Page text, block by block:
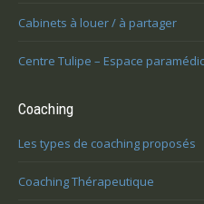
Cabinets à louer / à partager
Centre Tulipe – Espace
Coaching
Les types de coaching proposés
Coaching Thérapeutique